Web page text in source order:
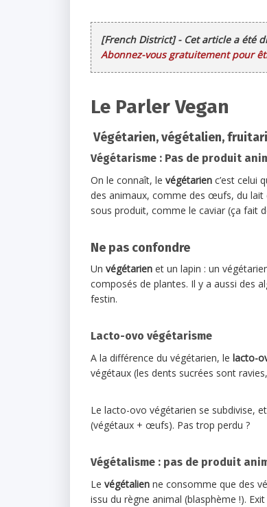
[French District] - Cet article a été
Abonnez-vous gratuitement pour
Le Parler Vegan
Végétarien, végétalien,
Végétarisme : Pas de produit
On le connaît, le végétarien c’est celui
des animaux, comme des œufs, du lait
sous produit, comme le caviar (ça fait
Ne pas confondre
Un végétarien et un lapin : un
composés de plantes. Il y a aussi des
festin.
Lacto-ovo végétarisme
A la différence du végétarien, le lacto-
végétaux (les dents sucrées sont
Le lacto-ovo végétarien se subdivise,
(végétaux + œufs). Pas trop perdu ?
Végétalisme : pas de produit
Le végétalien ne consomme que des
issu du règne animal (blasphème !).